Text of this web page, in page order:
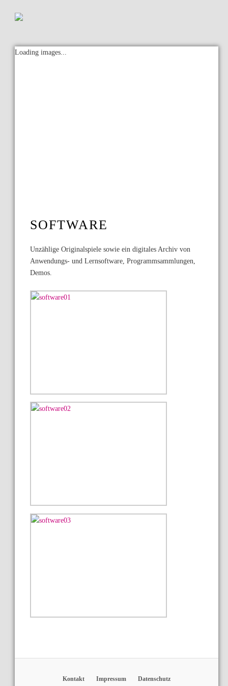
Loading images...
SOFTWARE
Unzählige Originalspiele sowie ein digitales Archiv von
Anwendungs- und Lernsoftware, Programmsammlungen,
Demos.
Kontakt Impressum Datenschutz